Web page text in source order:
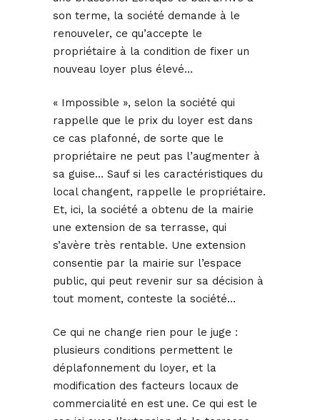
son terme, la société demande à le
renouveler, ce qu’accepte le
propriétaire à la condition de fixer un
nouveau loyer plus élevé…
« Impossible », selon la société qui
rappelle que le prix du loyer est dans
ce cas plafonné, de sorte que le
propriétaire ne peut pas l’augmenter à
sa guise… Sauf si les caractéristiques du
local changent, rappelle le propriétaire.
Et, ici, la société a obtenu de la mairie
une extension de sa terrasse, qui
s’avère très rentable. Une extension
consentie par la mairie sur l’espace
public, qui peut revenir sur sa décision à
tout moment, conteste la société…
Ce qui ne change rien pour le juge :
plusieurs conditions permettent le
déplafonnement du loyer, et la
modification des facteurs locaux de
commercialité en est une. Ce qui est le